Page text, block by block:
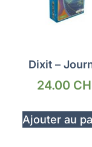
Dixit –
24.00
Ajouter au